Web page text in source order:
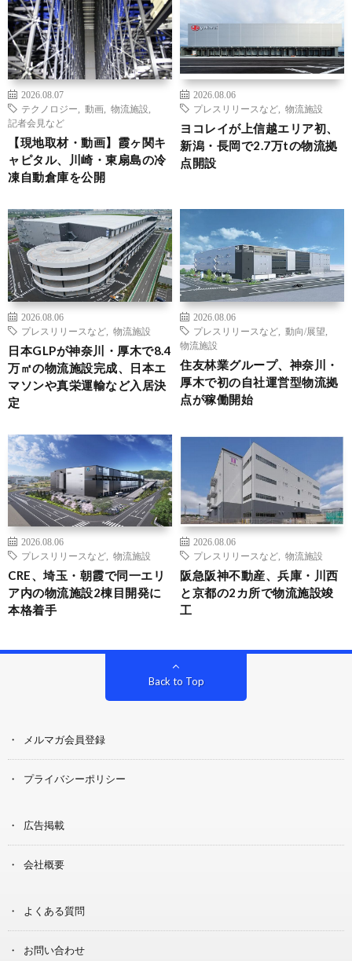
2026.08.07
テクノロジー
動画 物流施設
記者会見など
【現地取材・動画】霞ヶ関キ
ャピタル、川崎・東扇島の冷
凍自動倉庫を公開
2026.08.06
プレスリリースなど
物流施設
ヨコレイが上信越エリア初、
新潟・長岡で2.7万tの物流拠
点開設
2026.08.06
プレスリリースなど
物流施設
日本GLPが神奈川・厚木で8.4
万㎡の物流施設完成、日本エ
マソンや真栄運輸など入居決
定
2026.08.06
プレスリリースなど
動向/展望
物流施設
住友林業グループ、神奈川・
厚木で初の自社運営型物流拠
点が稼働開始
2026.08.06
プレスリリースなど
物流施設
CRE、埼玉・朝霞で同一エリ
ア内の物流施設2棟目開発に
本格着手
2026.08.06
プレスリリースなど
物流施設
阪急阪神不動産、兵庫・川西
と京都の2カ所で物流施設竣
工
Back to Top
メルマガ会員登録
プライバシーポリシー
広告掲載
会社概要
よくある質問
お問い合わせ